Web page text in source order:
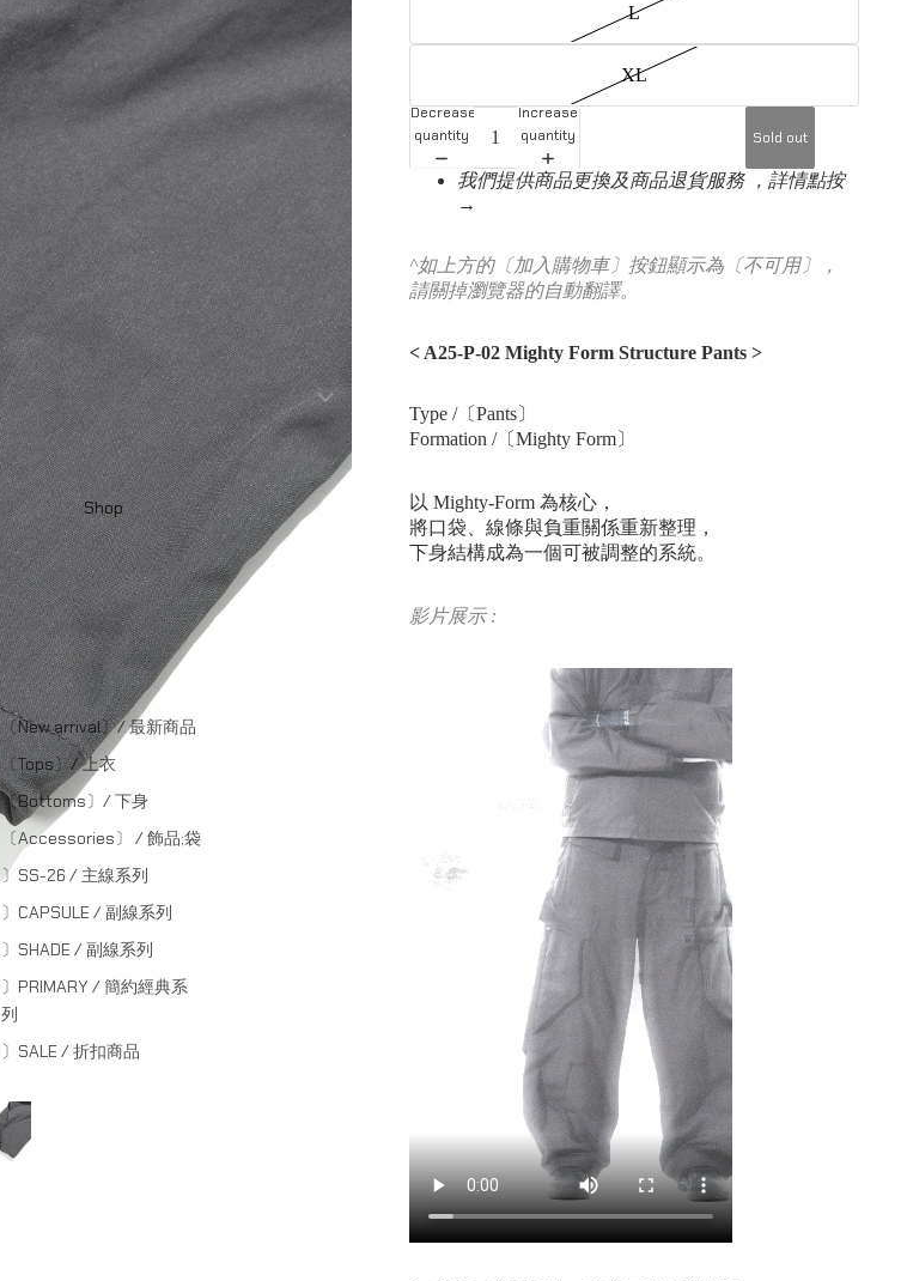
Shop
〔New arrival〕/ 最新商品
〔Tops〕/ 上衣
〔Bottoms〕/ 下身
〔Accessories〕 / 飾品;袋
〕SS-26 / 主線系列
〕CAPSULE / 副線系列
〕SHADE / 副線系列
〕PRIMARY / 簡約經典系
列
〕SALE / 折扣商品
L
XL
Decrease
quantity
Increase
quantity
Sold out
我們提供商品更換及商品退貨服務 ，詳情點按
→
^如上方的〔加入購物車〕按鈕顯示為〔不可用〕，
請關掉瀏覽器的自動翻譯。
< A25-P-02 Mighty Form Structure Pants >
Type /〔Pants〕
Formation /〔Mighty Form〕
以 Mighty-Form 為核心，
將口袋、線條與負重關係重新整理，
下身結構成為一個可被調整的系統。
影片展示 :